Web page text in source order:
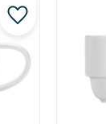
Lägg till i